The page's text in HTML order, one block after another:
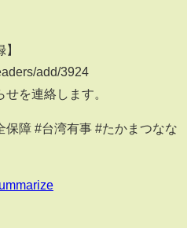
add/3924
を連絡します。
保障 #台湾有事 #たかまつなな